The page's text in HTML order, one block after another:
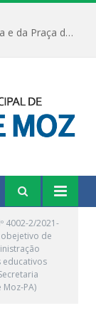
Últimos detalhes para a entrega da nova Orla e da Praça do Praião
4002-2/2021-
obejetivo de
educativos
PA)